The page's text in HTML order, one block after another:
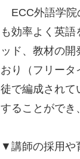
ECC外語学院
も効率よく英
ッド、教材の
おり（フリータ
徒で編成されて
することができ
▼講師の採用や